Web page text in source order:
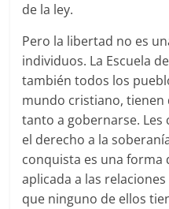
de la ley.
Pero la libertad no es
individuos. La Escuela
también todos los
mundo cristiano, tienen
tanto a gobernarse.
el derecho a la
conquista es una forma
aplicada a las
que ninguno de ellos